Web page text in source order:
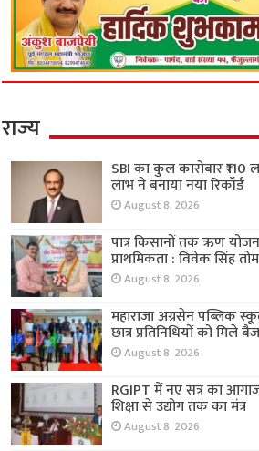
राज्य
SBI का कुल कारोबार
लाभ ने बनाया नया रिकॉर्ड
August 8, 2026
पात्र किसानों तक ऋण
प्राथमिकता : विवेक सिंह
August 8, 2026
महाराजा अग्रसेन पब्लिक
छात्र प्रतिनिधियों को मिले बैज
August 8, 2026
RGIPT में नए सत्र का
शिक्षा से उद्योग तक का मंत्र
August 8, 2026